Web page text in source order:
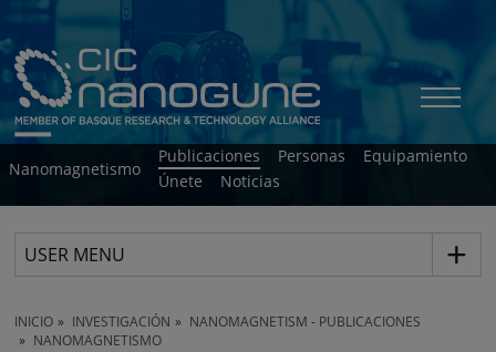
Nanomagnetismo
Publicaciones Personas
Equipamiento
Únete
Noticias
USER MENU
INICIO INVESTIGACIÓN
NANOMAGNETISM - PUBLICACIONES
NANOMAGNETISMO